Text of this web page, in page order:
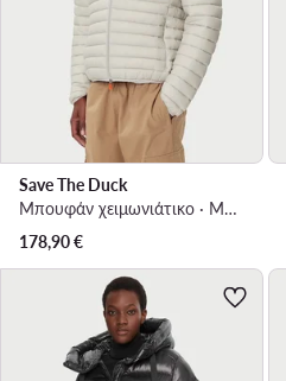
Save The Duck
Μπουφάν χειμωνιάτικο · Μπεζ
178,90€